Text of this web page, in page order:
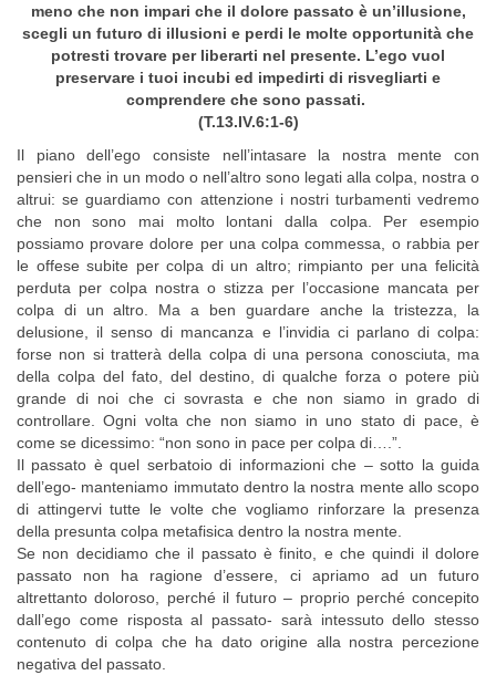
meno che non impari che il dolore passato è un’illusione,
scegli un futuro di illusioni e perdi le molte opportunità che
potresti trovare per liberarti nel presente. L’ego vuol
preservare i tuoi incubi ed impedirti di risvegliarti e
comprendere che sono passati.
(T.13.IV.6:1-6)
Il piano dell’ego consiste nell’intasare la nostra mente con
pensieri che in un modo o nell’altro sono legati alla colpa, nostra o
altrui: se guardiamo con attenzione i nostri turbamenti vedremo
che non sono mai molto lontani dalla colpa. Per esempio
possiamo provare dolore per una colpa commessa, o rabbia per
le offese subite per colpa di un altro; rimpianto per una felicità
perduta per colpa nostra o stizza per l’occasione mancata per
colpa di un altro. Ma a ben guardare anche la tristezza, la
delusione, il senso di mancanza e l’invidia ci parlano di colpa:
forse non si tratterà della colpa di una persona conosciuta, ma
della colpa del fato, del destino, di qualche forza o potere più
grande di noi che ci sovrasta e che non siamo in grado di
controllare. Ogni volta che non siamo in uno stato di pace, è
come se dicessimo: “non sono in pace per colpa di….”.
Il passato è quel serbatoio di informazioni che – sotto la guida
dell’ego- manteniamo immutato dentro la nostra mente allo scopo
di attingervi tutte le volte che vogliamo rinforzare la presenza
della presunta colpa metafisica dentro la nostra mente.
Se non decidiamo che il passato è finito, e che quindi il dolore
passato non ha ragione d’essere, ci apriamo ad un futuro
altrettanto doloroso, perché il futuro – proprio perché concepito
dall’ego come risposta al passato- sarà intessuto dello stesso
contenuto di colpa che ha dato origine alla nostra percezione
negativa del passato.